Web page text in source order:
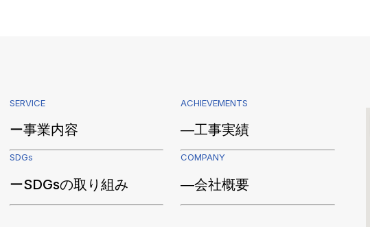
SERVICE
ー事業内容
SDGs
ーSDGsの取り組み
COMPANY
―会社概要
ACHIEVEMENTS
―工事実績